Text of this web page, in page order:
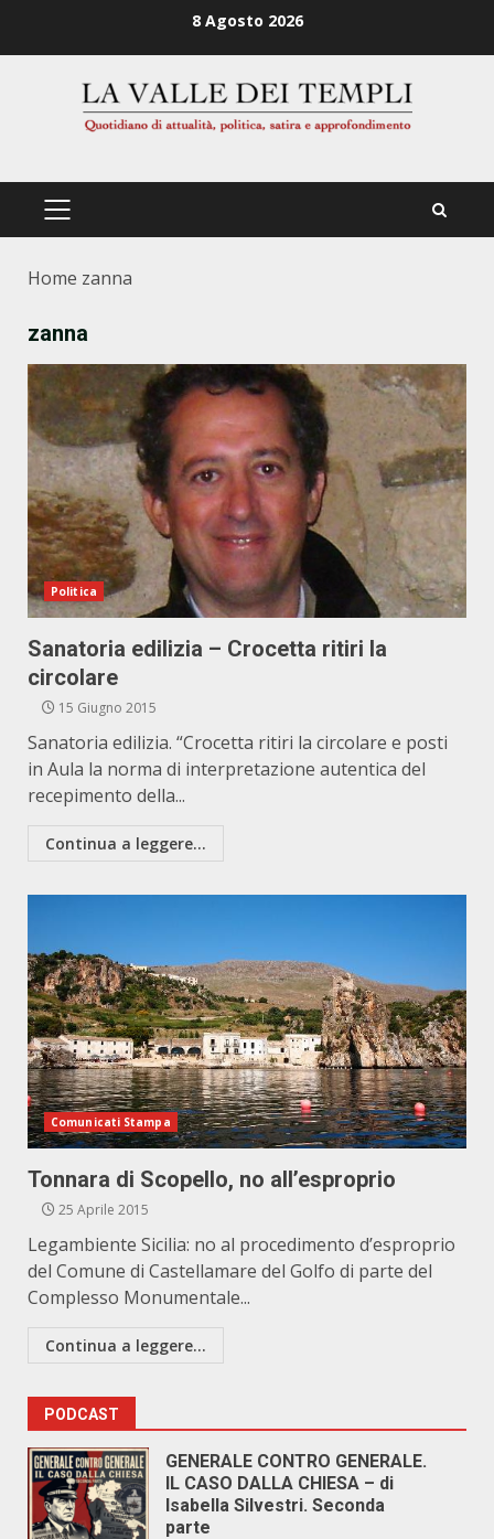
8 Agosto 2026
PRIMÄRES
Home zanna
zanna
Politica
Sanatoria edilizia – Crocetta ritiri la
circolare
15 Giugno 2015
Sanatoria edilizia. “Crocetta ritiri la circolare e posti
in Aula la norma di interpretazione autentica del
recepimento della...
Continua a leggere...
Comunicati Stampa
Tonnara di Scopello, no all’esproprio
25 Aprile 2015
Legambiente Sicilia: no al procedimento d’esproprio
del Comune di Castellamare del Golfo di parte del
Complesso Monumentale...
Continua a leggere...
PODCAST
GENERALE CONTRO GENERALE.
IL CASO DALLA CHIESA – di
Isabella Silvestri. Seconda
parte